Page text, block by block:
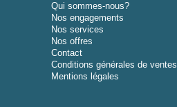
Qui sommes-nous?
Nos engagements
Nos services
Nos offres
Contact
Conditions générales de ventes
Mentions légales